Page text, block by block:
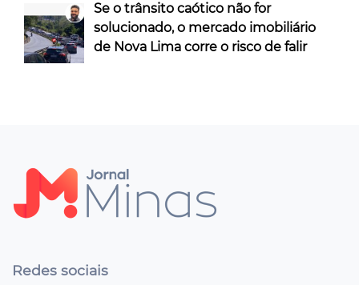
Se o trânsito caótico não for
solucionado, o mercado imobiliário
de Nova Lima corre o risco de falir
Redes sociais